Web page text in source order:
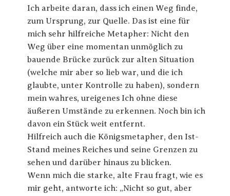
Ich arbeite daran, dass ich einen Weg finde,
zum Ursprung, zur Quelle. Das ist eine für
mich sehr hilfreiche Metapher: Nicht den
Weg über eine momentan unmöglich zu
bauende Brücke zurück zur alten Situation
(welche mir aber so lieb war, und die ich
glaubte, unter Kontrolle zu haben), sondern
mein wahres, ureigenes Ich ohne diese
äußeren Umstände zu erkennen. Noch bin ich
davon ein Stück weit entfernt.
Hilfreich auch die Königsmetapher, den Ist-
Stand meines Reiches und seine Grenzen zu
sehen und darüber hinaus zu blicken.
Wenn mich die starke, alte Frau fragt, wie es
mir geht, antworte ich: „Nicht so gut, aber